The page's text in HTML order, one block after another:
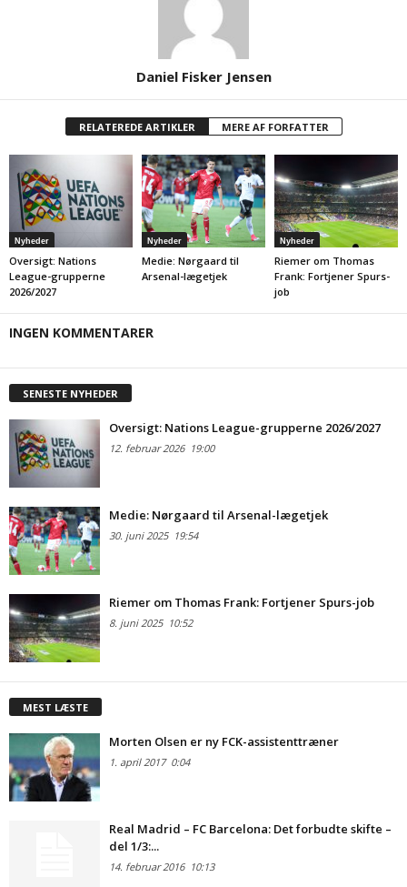
Daniel Fisker Jensen
RELATEREDE ARTIKLER MERE AF FORFATTER
Nyheder
Oversigt: Nations
League-grupperne
2026/2027
Nyheder
Medie: Nørgaard til
Arsenal-lægetjek
Nyheder
Riemer om Thomas
Frank: Fortjener Spurs-
job
INGEN KOMMENTARER
SENESTE NYHEDER
Oversigt: Nations League-grupperne 2026/2027
12. februar 202619:00
Medie: Nørgaard til Arsenal-lægetjek
30. juni 202519:54
Riemer om Thomas Frank: Fortjener Spurs-job
8. juni 202510:52
MEST LÆSTE
Morten Olsen er ny FCK-assistenttræner
1. april 20170:04
Real Madrid – FC Barcelona: Det forbudte skifte –
del 1/3:...
14. februar 201610:13